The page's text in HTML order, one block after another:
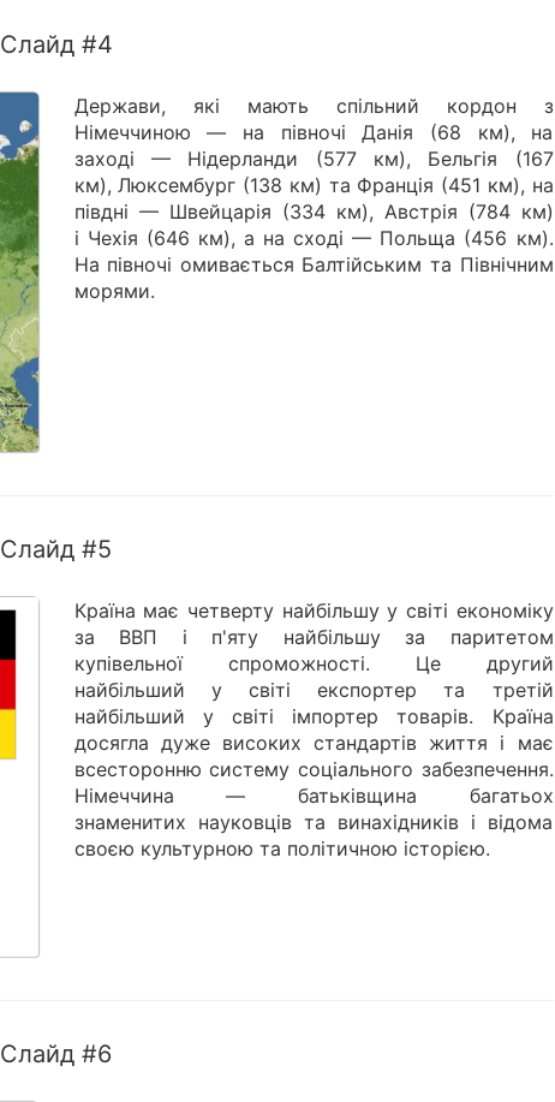
Слайд #4
Держави, які мають спільний кордон з
Німеччиною — на півночі Данія (68 км), на
заході — Нідерланди (577 км), Бельгія (167
км), Люксембург (138 км) та Франція (451 км), на
півдні — Швейцарія (334 км), Австрія (784 км)
і Чехія (646 км), а на сході — Польща (456 км).
На півночі омивається Балтійським та Північним
морями.
Слайд #5
Країна має четверту найбільшу у світі економіку
за ВВП і п'яту найбільшу за паритетом
купівельної спроможності. Це другий
найбільший у світі експортер та третій
найбільший у світі імпортер товарів. Країна
досягла дуже високих стандартів життя і має
всесторонню систему соціального забезпечення.
Німеччина — батьківщина багатьох
знаменитих науковців та винахідників і відома
своєю культурною та політичною історією.
Слайд #6